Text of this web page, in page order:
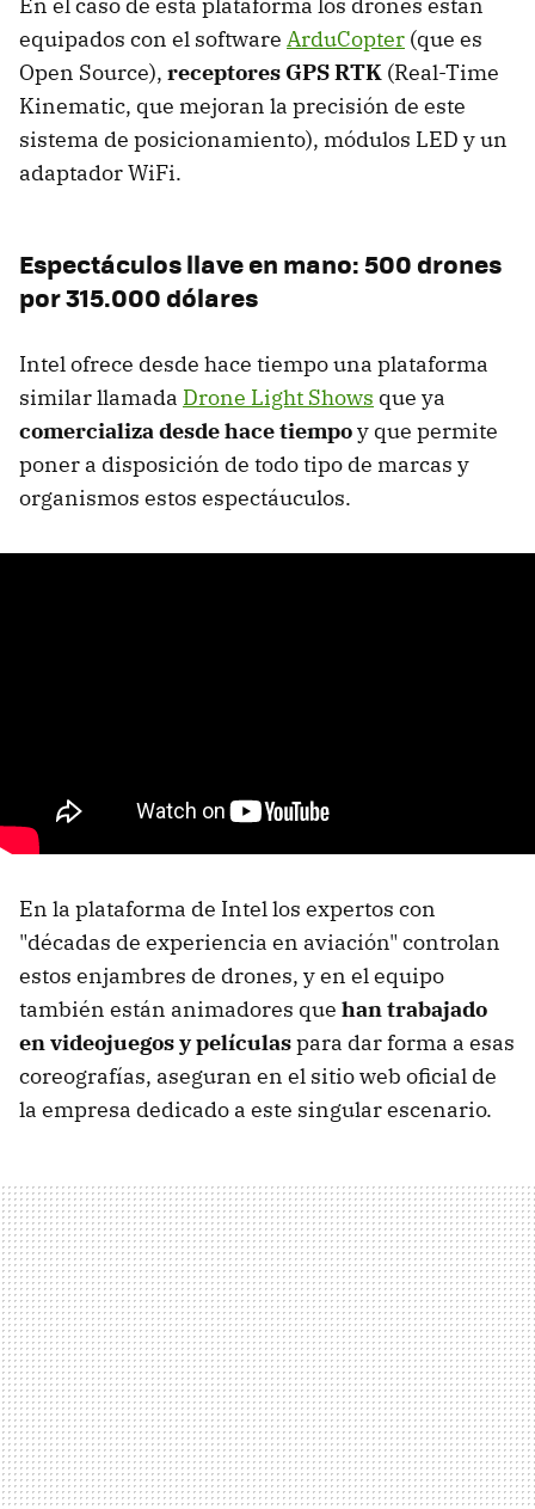
En el caso de esta plataforma los drones están
equipados con el software ArduCopter (que es
Open Source), receptores GPS RTK (Real-Time
Kinematic, que mejoran la precisión de este
sistema de posicionamiento), módulos LED y un
adaptador WiFi.
Espectáculos llave en mano: 500 drones
por 315.000 dólares
Intel ofrece desde hace tiempo una plataforma
similar llamada Drone Light Shows que ya
comercializa desde hace tiempoy que permite
poner a disposición de todo tipo de marcas y
organismos estos espectáuculos.
En la plataforma de Intel los expertos con
"décadas de experiencia en aviación" controlan
estos enjambres de drones, y en el equipo
también están animadores que han trabajado
en videojuegos y películaspara dar forma a esas
coreografías, aseguran en el sitio web oficial de
la empresa dedicado a este singular escenario.